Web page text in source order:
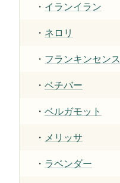
・ イランイラン
・ ネロリ
・ フランキンセンス
・ ベチバー
・ ベルガモット
・ メリッサ
・ ラベンダー